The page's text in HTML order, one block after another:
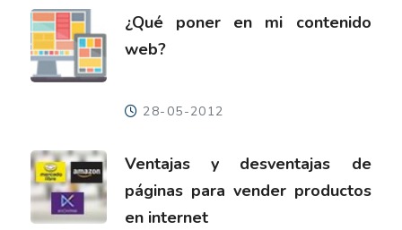
¿Qué poner en mi contenido
web?
28-05-2012
Ventajas y desventajas de
páginas para vender productos
en internet